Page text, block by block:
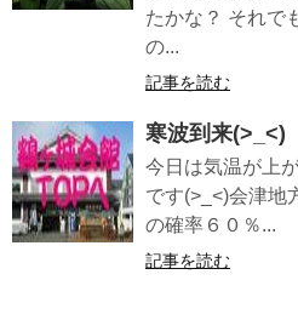
たかな？ それで
の...
記事を読む
寒波到来(>_<)
今日は気温が上
です(>_<)会津地
の確率６０％...
記事を読む